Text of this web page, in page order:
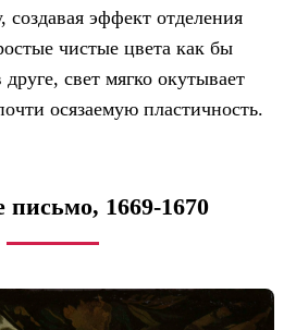
создавая эффект отделения
чистые цвета как бы
свет мягко окутывает
осязаемую пластичность.
1669-1670